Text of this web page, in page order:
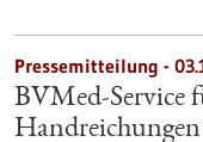
Pressemitteilung -
BVMed-Service